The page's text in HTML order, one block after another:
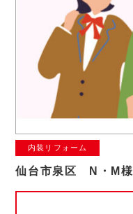
内装リフォーム
仙台市泉区 N・M様